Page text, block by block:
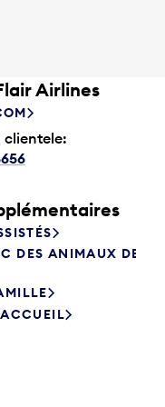
Excess
quelques
Airlines
clientele:
DES ANIMAUX DE